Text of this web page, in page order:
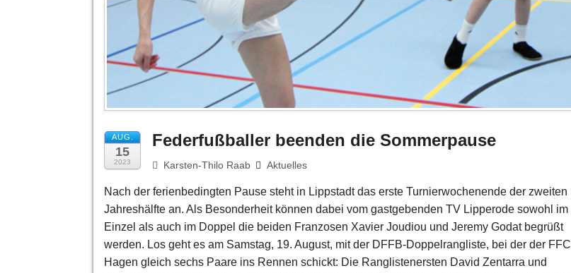
AUG.
15
2023
Federfußballer beenden die Sommerpause
Karsten-Thilo Raab Aktuelles
Nach der ferienbedingten Pause steht in Lippstadt das erste Turnierwochenende der zweiten
Jahreshälfte an. Als Besonderheit können dabei vom gastgebenden TV Lipperode sowohl im
Einzel als auch im Doppel die beiden Franzosen Xavier Joudiou und Jeremy Godat begrüßt
werden. Los geht es am Samstag, 19. August, mit der DFFB-Doppelrangliste, bei der der FFC
Hagen gleich sechs Paare ins Rennen schickt: Die Ranglistenersten David Zentarra und